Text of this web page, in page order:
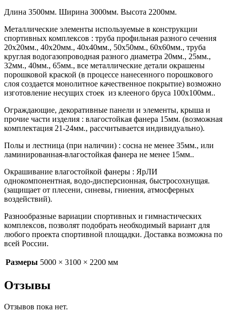
Длина 3500мм. Ширина 3000мм. Высота 2200мм.
Металлические элементы используемые в конструкции
спортивных комплексов : труба профильная разного сечения
20х20мм., 40х20мм., 40х40мм., 50х50мм., 60х60мм., труба
круглая водогазопроводная разного диаметра 20мм., 25мм.,
32мм., 40мм., 65мм., все металлические детали окрашены
порошковой краской (в процессе нанесенного порошкового
слоя создается монолитное качественное покрытие) возможно
изготовление несущих стоек из клееного бруса 100х100мм..
Ограждающие, декоративные панели и элементы, крыша и
прочие части изделия : влагостойкая фанера 15мм. (возможная
комплектация 21-24мм., рассчитывается индивидуально).
Полы и лестница (при наличии) : сосна не менее 35мм., или
ламинированная-влагостойкая фанера не менее 15мм..
Окрашивание влагостойкой фанеры : ЯрЛИ
однокомпонентная, водо-дисперсионная, быстросохнущая.
(защищает от плесени, синевы, гниения, атмосферных
воздействий).
Разнообразные вариации спортивных и гимнастических
комплексов, позволят подобрать необходимый вариант для
любого проекта спортивной площадки. Доставка возможна по
всей России.
Размеры 5000 × 3100 × 2200 мм
Отзывы
Отзывов пока нет.